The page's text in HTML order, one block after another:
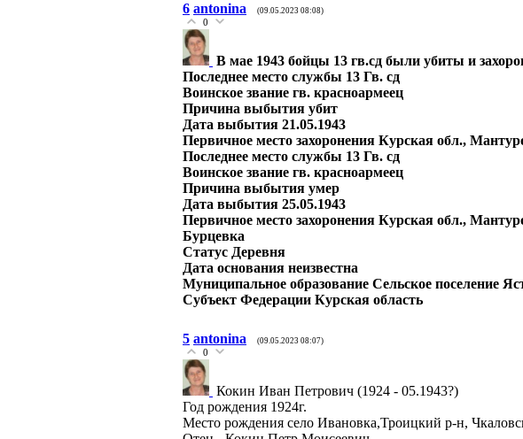
6 antonina (09.05.2023 08:08)
0
В мае 1943 бойцы 13 гв.сд были убиты и
Последнее место службы 13 Гв. сд
Воинское звание гв. красноармеец
Причина выбытия убит
Дата выбытия 21.05.1943
Первичное место захоронения Курская обл.,
Последнее место службы 13 Гв. сд
Воинское звание гв. красноармеец
Причина выбытия умер
Дата выбытия 25.05.1943
Первичное место захоронения Курская обл.,
Бурцевка
Статус Деревня
Дата основания неизвестна
Муниципальное образование Сельское поселение
Субъект Федерации Курская область
5 antonina (09.05.2023 08:07)
0
Кокин Иван Петрович (1924 - 05.1943?)
Год рождения 1924г.
Место рождения село Ивановка,Троицкий р-н,